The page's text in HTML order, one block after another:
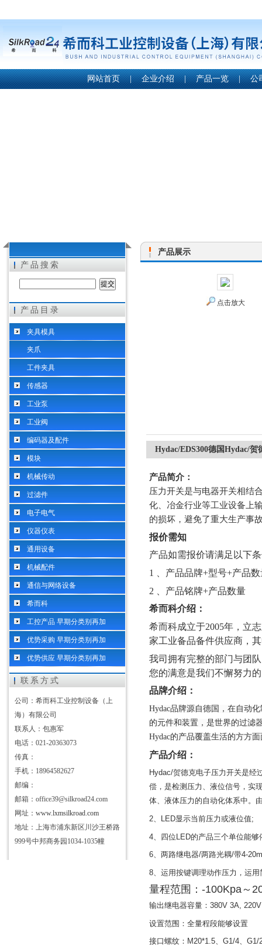
希而科工业控制设备（上海）有限公司
网站首页 | 企业介绍 | 产品一览 | 公
产品搜索
产品目录
夹具模具
夹爪
工件夹具
传感器
工业泵
工业阀
编码器及配件
模块
机械传动
过滤件
电子电气
仪器仪表
通用设备
机械配件
通信与网络设备
希而科
工控产品 早期分类别再加
优势采购 早期分类别再加
优势供应 早期分类别再加
联系方式
公司：希而科工业控制设备（上
海）有限公司
联系人：包惠军
电话：021-20363073
传真：
手机：18964582627
邮编：
邮箱：office39@silkroad24.com
网址： www.lxmsilkroad.com
地址：上海市浦东新区川沙王桥路
999号中邦商务园1034-1035幢
产品展示
点击放大
Hydac/EDS300德国Hydac/
产品简介：
压力开关是与电器开关相结
化、冶金行业等工业设备上
的损坏，避免了重大生产事
报价需知
产品如需报价请满足以下
1 、产品品牌+型号+产品
2 、产品铭牌+产品数量
希而科介绍：
希而科成立于2005年，立
家工业备品备件供应商，
我司拥有完整的部门与团
您的满意是我们不懈努力
品牌介绍：
Hydac品牌源自德国，在自动
的元件和装置，是世界的过滤
Hydac的产品覆盖生活的方方
产品介绍：
Hydac/贺德克电子压力开关是经
偿，是检测压力、液位信号，实
体、液体压力的自动化体系中。
2 LED显示当前压力或液位值;
4 、四位LED的产品三个单位能
6、两路继电器/两路光耦/带4-
8 、运用按键调理动作压力，运
量程范围： -100Kpa ～
输出继电器容量： 380V 3A,
设置范围：全量程段能够设置
接口螺纹： M20*1.5、 G1/4、 G1/